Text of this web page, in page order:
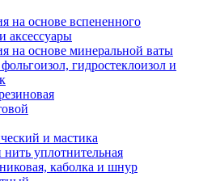
на основе вспененного
аксессуары
на основе минеральной ваты
гидростеклоизол и
и мастика
уплотнительная
каболка и шнур